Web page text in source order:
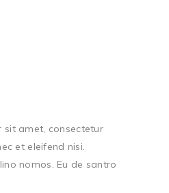
sit amet, consectetur
et eleifend nisi.
nomos. Eu de santro